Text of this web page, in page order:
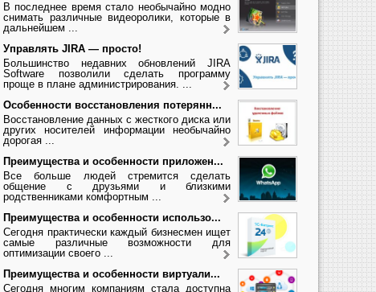
В последнее время стало необычайно модно
снимать различные видеоролики, которые в
дальнейшем ...
Управлять JIRA — просто!
Большинство недавних обновлений JIRA
Software позволили сделать программу
проще в плане администрирования. ...
Особенности восстановления потерянн...
Восстановление данных с жесткого диска или
других носителей информации необычайно
дорогая ...
Преимущества и особенности приложен...
Все больше людей стремится сделать
общение с друзьями и близкими
родственниками комфортным ...
Преимущества и особенности использо...
Сегодня практически каждый бизнесмен ищет
самые различные возможности для
оптимизации своего ...
Преимущества и особенности виртуали...
Сегодня многим компаниям стала доступна